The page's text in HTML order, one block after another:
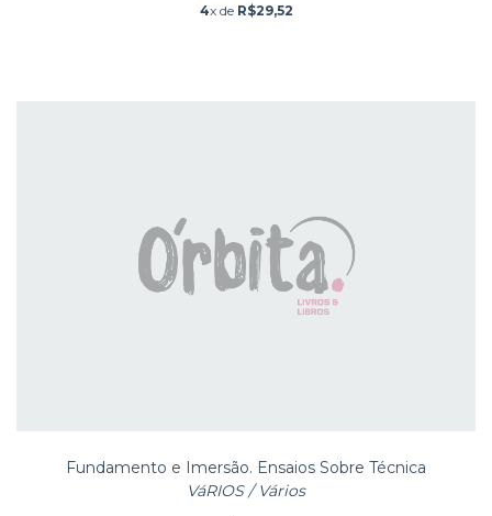
4x de R$29,52
Fundamento e Imersão. Ensaios Sobre Técnica
VáRIOS / Vários